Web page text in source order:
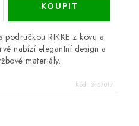
područkou RIKKE z kovu a
nabízí elegantní design a
materiály.
Kód: 3457017